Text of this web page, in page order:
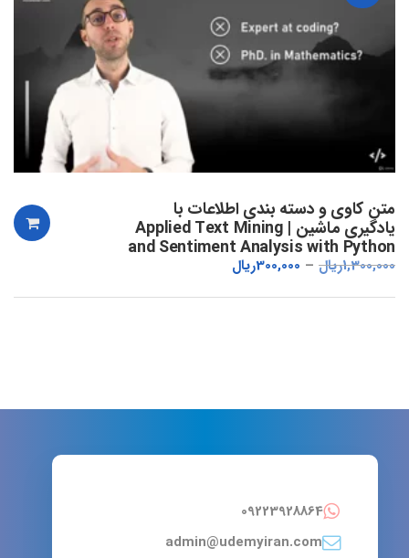
متن کاوی و دسته بندی اطلاعات با
یادگیری ماشین | Applied Text Mining
and Sentiment Analysis with Python
1,300,000ریال 300,000ریال
09223928864
admin@udemyiran.com